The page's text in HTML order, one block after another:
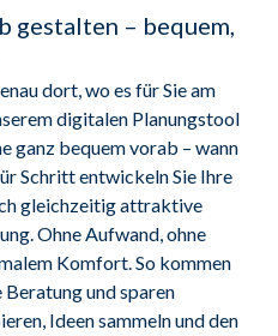
gestalten – bequem,
dort, wo es für Sie am
digitalen Planungstool
ganz bequem vorab – wann
Schritt entwickeln Sie Ihre
gleichzeitig attraktive
Ohne Aufwand, ohne
Komfort. So kommen
und sparen
Ideen sammeln und den